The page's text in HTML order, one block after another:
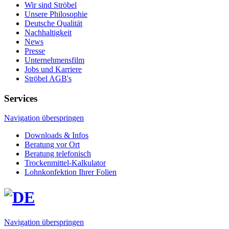
Wir sind Ströbel
Unsere Philosophie
Deutsche Qualität
Nachhaltigkeit
News
Presse
Unternehmensfilm
Jobs und Karriere
Ströbel AGB's
Services
Navigation überspringen
Downloads & Infos
Beratung vor Ort
Beratung telefonisch
Trockenmittel-Kalkulator
Lohn­konfektion Ihrer Folien
Navigation überspringen